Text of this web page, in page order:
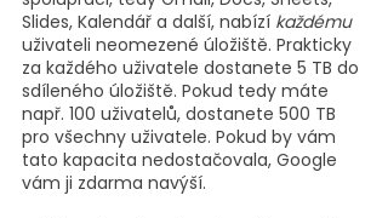
Slides, Kalendář a další, nabízí každému
uživateli neomezené úložiště. Prakticky
za každého uživatele dostanete 5 TB do
sdíleného úložiště. Pokud tedy máte
např. 100 uživatelů, dostanete 500 TB
pro všechny uživatele. Pokud by vám
tato kapacita nedostačovala, Google
vám ji zdarma navýší.